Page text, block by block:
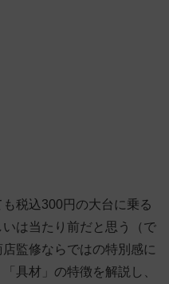
税込300円の大台に乗る
は当たり前だと思う（で
監修ならではの特別感に
具材」の特徴を解説し、